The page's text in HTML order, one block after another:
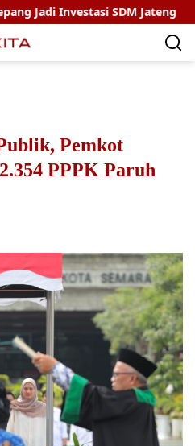
SDM Jateng
Pemkot
PPPK Paruh